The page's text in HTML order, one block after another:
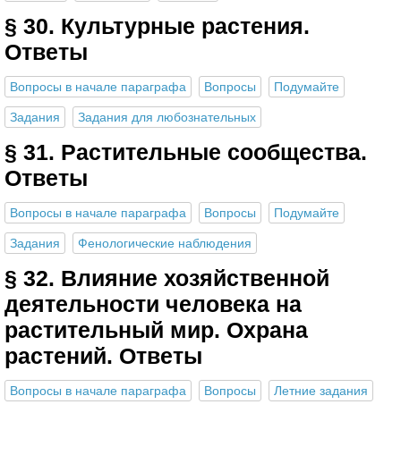
§ 30. Культурные растения.
Ответы
Вопросы в начале параграфа Вопросы Подумайте
Задания Задания для любознательных
§ 31. Растительные сообщества.
Ответы
Вопросы в начале параграфа Вопросы Подумайте
Задания Фенологические наблюдения
§ 32. Влияние хозяйственной
деятельности человека на
растительный мир. Охрана
растений. Ответы
Вопросы в начале параграфа Вопросы Летние задания